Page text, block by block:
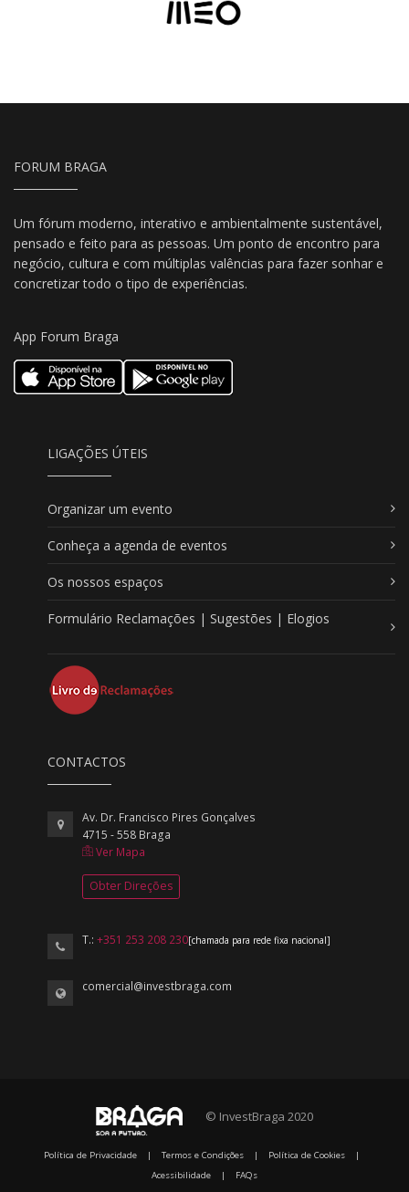
FORUM BRAGA
Um fórum moderno, interativo e ambientalmente sustentável,
pensado e feito para as pessoas. Um ponto de encontro para
negócio, cultura e com múltiplas valências para fazer sonhar e
concretizar todo o tipo de experiências.
App Forum Braga
LIGAÇÕES ÚTEIS
Organizar um evento
Conheça a agenda de eventos
Os nossos espaços
Formulário Reclamações | Sugestões | Elogios
CONTACTOS
Av. Dr. Francisco Pires Gonçalves
4715 - 558 Braga
Ver Mapa
Obter Direções
T.:+351 253 208 230[chamada para rede fixa nacional]
comercial@investbraga.com
© InvestBraga 2020
Política de Privacidade | Termos e Condições | Política de Cookies
|
Acessibilidade
| FAQs